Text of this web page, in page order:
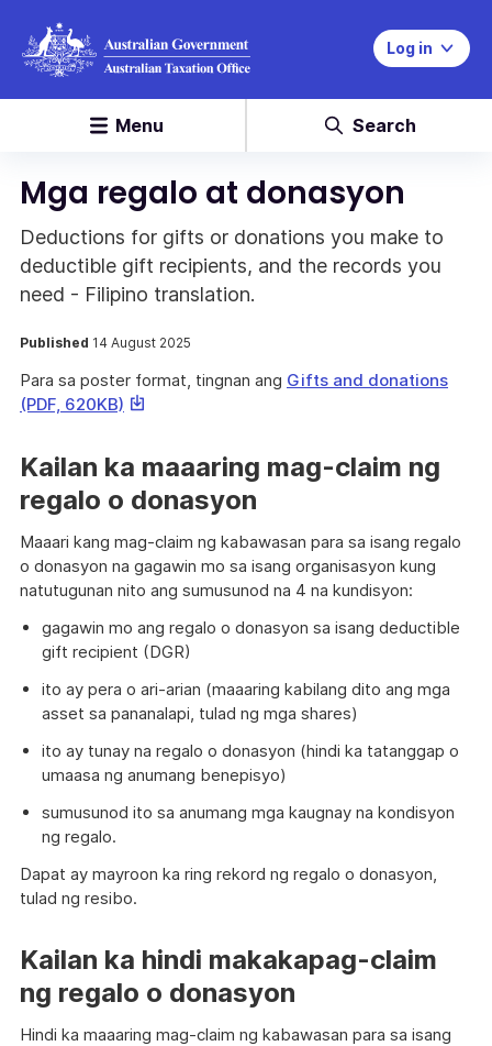
Log in
Menu Search
Mga regalo at donasyon
Deductions for gifts or donations you make to
deductible gift recipients, and the records you
need - Filipino translation.
Published 14 August 2025
Para sa poster format, tingnan ang Gifts and donations
(PDF, 620KB) This
download
a
Kailan ka maaaring mag-claim ng
regalo o donasyon
Maaari kang mag-claim ng kabawasan para sa isang regalo
o donasyon na gagawin mo sa isang organisasyon kung
natutugunan nito ang sumusunod na 4 na kundisyon:
gagawin mo ang regalo o donasyon sa isang deductible
gift recipient (DGR)
ito ay pera o ari-arian (maaaring kabilang dito ang mga
asset sa pananalapi, tulad ng mga shares)
ito ay tunay na regalo o donasyon (hindi ka tatanggap o
umaasa ng anumang benepisyo)
sumusunod ito sa anumang mga kaugnay na kondisyon
ng regalo.
Dapat ay mayroon ka ring rekord ng regalo o donasyon,
tulad ng resibo.
Kailan ka hindi makakapag-claim
ng regalo o donasyon
Hindi ka maaaring mag-claim ng kabawasan para sa isang